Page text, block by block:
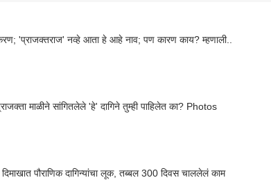
'प्राजक्तराज' नव्हे आता हे आहे नाव; पण कारण काय? म्हणाली..
माळीने सांगितलेले 'हे' दागिने तुम्ही पाहिलेत का? Photos
दिमाखात पौराणिक दागिन्यांचा लूक, तब्बल 300 दिवस चाललेलं काम